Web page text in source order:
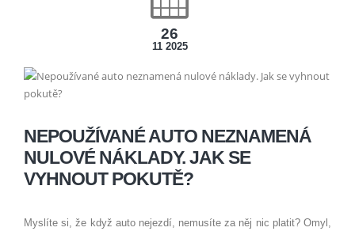
26
11 2025
NEPOUŽÍVANÉ AUTO NEZNAMENÁ
NULOVÉ NÁKLADY. JAK SE
VYHNOUT POKUTĚ?
Myslíte si, že když auto nejezdí, nemusíte za něj nic platit? Omyl,